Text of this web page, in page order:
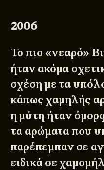
2006
Το πιο «νεαρό»
ήταν ακόμα
σχέση με τα
κάπως χαμηλής
η μύτη ήταν
τα αρώματα που
παρέπεμπαν σε
ειδικά σε